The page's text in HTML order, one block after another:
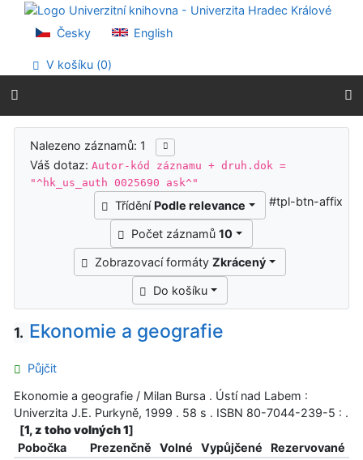
Přejít na obsah
Přejít na menu
Prohlášení o webové přístupnosti
Česky English
V košíku (0)
Výsledky vyhledávání
Nalezeno záznamů: 1
Váš dotaz:Autor-kód záznamu + druh.dok =
"^hk_us_auth 0025690 ask^"
Třídění Podle relevance
Počet záznamů 10
Zobrazovací formáty Zkrácený
Do košíku
#tpl-btn-affix
1. Ekonomie a geografie
Půjčit
Ekonomie a geografie / Milan Bursa . Ústí nad Labem :
Univerzita J.E. Purkyně, 1999 . 58 s . ISBN 80-7044-239-5 : .
[1, z toho volných 1]
Pobočka
Prezenčně Volné Vypůjčené
Rezervované